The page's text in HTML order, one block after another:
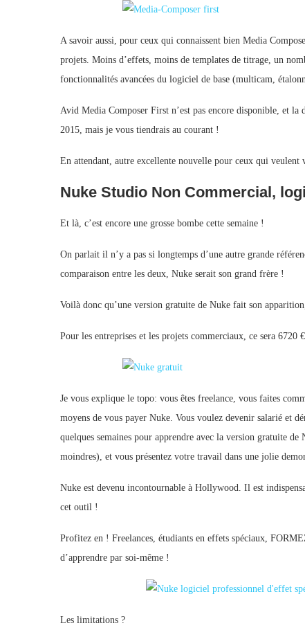
A savoir aussi, pour ceux qui connaissent bien Media
projets. Moins d’effets, moins de templates de titrage, un
fonctionnalités avancées du logiciel de base (multicam,
Avid Media Composer First n’est pas encore disponible, et la
2015, mais je vous tiendrais au courant !
En attendant, autre excellente nouvelle pour ceux qui veulent
Nuke Studio Non Commercial,
Et là, c’est encore une grosse bombe cette semaine !
On parlait il n’y a pas si longtemps d’une autre grande
comparaison entre les deux, Nuke serait son grand frère !
Voilà donc qu’une version gratuite de Nuke fait son
Pour les entreprises et les projets commerciaux, ce sera 6720
Je vous explique le topo: vous êtes freelance, vous faites
moyens de vous payer Nuke. Vous voulez devenir salarié et
quelques semaines pour apprendre avec la version gratuite
moindres), et vous présentez votre travail dans une jolie
Nuke est devenu incontournable à Hollywood. Il est
cet outil !
Profitez en ! Freelances, étudiants en effets spéciaux,
d’apprendre par soi-même !
Les limitations ?